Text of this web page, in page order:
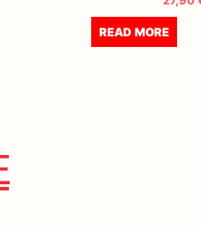
READ MORE